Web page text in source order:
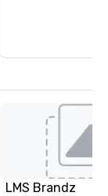
LMS Brandz